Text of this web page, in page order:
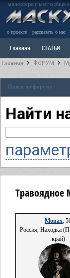
маносфера и место
о проекте рассказать о нас
Главная СТАТЬИ
Ветка: Расстаюсь или
РАЗДЕЛ: Разное
Главная ФОРУМ
Поиск по форуму
Найти
Травоядное
Монах,
Россия, Находка
край)